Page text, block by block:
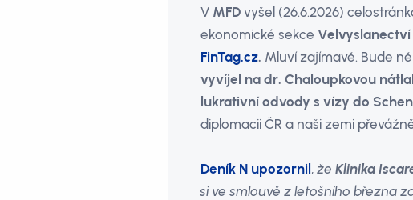
V MFDvyšel (26.6.2026)
ekonomické sekce Velvyslanectví
FinTag.cz. Mluví zajímavě. Bude
vyvíjel na dr. Chaloupkovou
lukrativní odvody s vízy do
diplomacii ČR a naši zemi
Deník N upozornil ,žeKlinika
si ve smlouvě z letošního března